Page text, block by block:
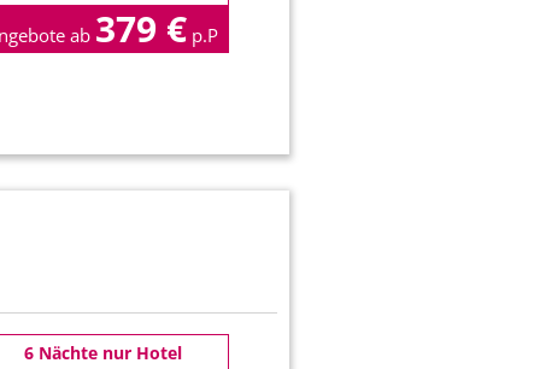
ab 379 € p.P
6 Nächte nur Hotel